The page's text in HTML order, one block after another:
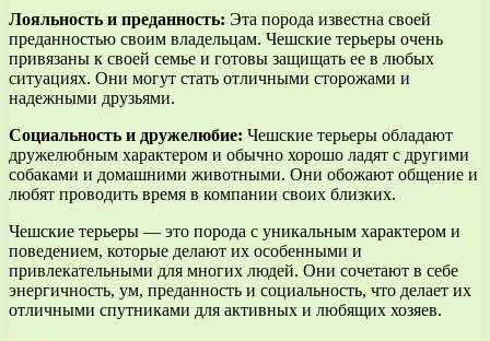
Лояльность и преданность: Эта порода известна своей
преданностью своим владельцам. Чешские терьеры очень
привязаны к своей семье и готовы защищать ее в любых
ситуациях. Они могут стать отличными сторожами и
надежными друзьями.
Социальность и дружелюбие: Чешские терьеры обладают
дружелюбным характером и обычно хорошо ладят с другими
собаками и домашними животными. Они обожают общение и
любят проводить время в компании своих близких.
Чешские терьеры — это порода с уникальным характером и
поведением, которые делают их особенными и
привлекательными для многих людей. Они сочетают в себе
энергичность, ум, преданность и социальность, что делает их
отличными спутниками для активных и любящих хозяев.